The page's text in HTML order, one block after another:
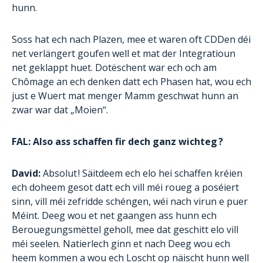
hunn.
Soss hat ech nach Plazen, mee et waren oft CDDen déi
net verlängert goufen well et mat der Integratioun
net geklappt huet. Dotëschent war ech och am
Chômage an ech denken datt ech Phasen hat, wou ech
just e Wuert mat menger Mamm geschwat hunn an
zwar war dat „Moien“.
FAL: Also ass schaffen fir dech ganz wichteg ?
David:Absolut ! Säitdeem ech elo hei schaffen kréien
ech doheem gesot datt ech vill méi roueg a poséiert
sinn, vill méi zefridde schéngen, wéi nach virun e puer
Méint. Deeg wou et net gaangen ass hunn ech
Berouegungsmëttel geholl, mee dat geschitt elo vill
méi seelen. Natierlech ginn et nach Deeg wou ech
heem kommen a wou ech Loscht op näischt hunn well